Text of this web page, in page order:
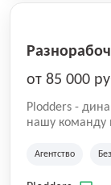
от 85 000
Plodders -
нашу команду
на рынке
Агентство